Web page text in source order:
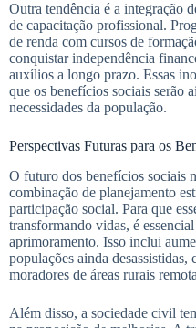
Outra tendência é a integração
de capacitação profissional.
de renda com cursos de
conquistar independência
auxílios a longo prazo. Essas
que os benefícios sociais serão
necessidades da população.
Perspectivas Futuras para os
O futuro dos benefícios sociais
combinação de planejamento
participação social. Para que
transformando vidas, é
aprimoramento. Isso inclui
populações ainda
moradores de áreas rurais
Além disso, a sociedade civil